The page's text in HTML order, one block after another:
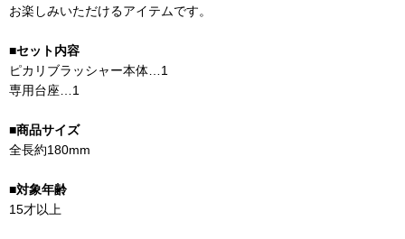
お楽しみいただけるアイテムです。
■セット内容
ピカリブラッシャー本体…1
専用台座…1
■商品サイズ
全長約180mm
■対象年齢
15才以上